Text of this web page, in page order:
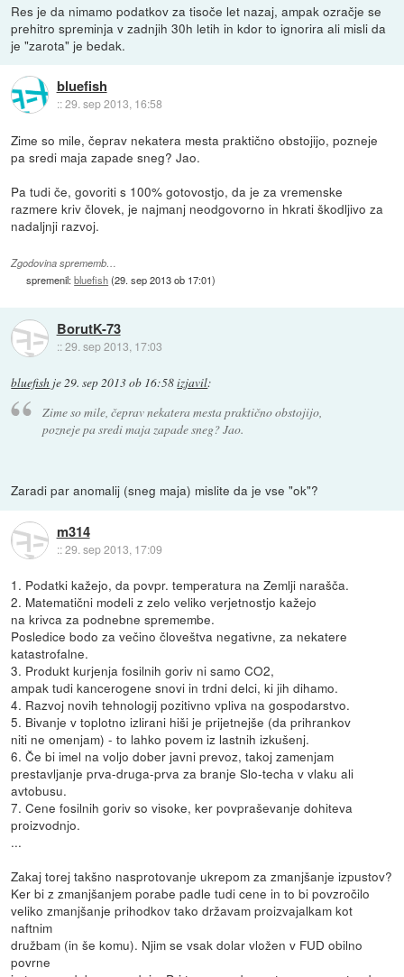
Res je da nimamo podatkov za tisoče let nazaj, ampak ozračje se
prehitro spreminja v zadnjih 30h letih in kdor to ignorira ali misli da
je "zarota" je bedak.
bluefish
::29. sep 2013, 16:58
Zime so mile, čeprav nekatera mesta praktično obstojijo, pozneje
pa sredi maja zapade sneg? Jao.
Pa tudi če, govoriti s 100% gotovostjo, da je za vremenske
razmere kriv človek, je najmanj neodgovorno in hkrati škodljivo za
nadaljnji razvoj.
Zgodovina sprememb…
spremenil:bluefish(29. sep 2013 ob 17:01)
BorutK-73
::29. sep 2013, 17:03
bluefish je29. sep 2013 ob 16:58izjavil:
Zime so mile, čeprav nekatera mesta praktično obstojijo,
pozneje pa sredi maja zapade sneg? Jao.
Zaradi par anomalij (sneg maja) mislite da je vse "ok"?
m314
::29. sep 2013, 17:09
1. Podatki kažejo, da povpr. temperatura na Zemlji narašča.
2. Matematični modeli z zelo veliko verjetnostjo kažejo
na krivca za podnebne spremembe.
Posledice bodo za večino človeštva negativne, za nekatere
katastrofalne.
3. Produkt kurjenja fosilnih goriv ni samo CO2,
ampak tudi kancerogene snovi in trdni delci, ki jih dihamo.
4. Razvoj novih tehnologij pozitivno vpliva na gospodarstvo.
5. Bivanje v toplotno izlirani hiši je prijetnejše (da prihrankov
niti ne omenjam) - to lahko povem iz lastnih izkušenj.
6. Če bi imel na voljo dober javni prevoz, takoj zamenjam
prestavljanje prva-druga-prva za branje Slo-techa v vlaku ali
avtobusu.
7. Cene fosilnih goriv so visoke, ker povpraševanje dohiteva
proizvodnjo.
...
Zakaj torej takšno nasprotovanje ukrepom za zmanjšanje izpustov?
Ker bi z zmanjšanjem porabe padle tudi cene in to bi povzročilo
veliko zmanjšanje prihodkov tako državam proizvajalkam kot
naftnim
družbam (in še komu). Njim se vsak dolar vložen v FUD obilno
povrne